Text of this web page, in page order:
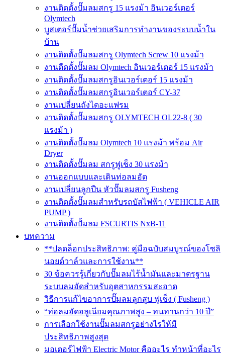
งานติดตั้งปั๊มลมสกรู 15 แรงม้า อินเวอร์เตอร์
Olymtech
บูสเตอร์ปั๊มน้ำช่วยเสริมการทำงานของระบบน้ำใน
บ้าน
งานติดตั้งปั๊มลมสกรู Olymtech Screw 10 แรงม้า
งานตืดตั้งปั๊มลม Olymtech อินเวอร์เตอร์ 15 แรงม้า
งานติดตั้งปั๊มลมสกรูอินเวอร์เตอร์ 15 แรงม้า
งานติดตั้งปั๊มลมสกรูอินเวอร์เตอร์ CY-37
งานเปลี่ยนถังไดอะแฟรม
งานติดตั้งปั๊มลมสกรู OLYMTECH OL22-8 ( 30
แรงม้า )
งานติดตั้งปั๊มลม Olymtech 10 แรงม้า พร้อม Air
Dryer
งานติดตั้งปั๊มลม สกรูฟูเช็ง 30 แรงม้า
งานออกแบบและเดินท่อลมอัด
งานเปลี่ยนลูกปืน หัวปั๊มลมสกรู Fusheng
งานติดตั้งปั๊มลมสำหรับรถบัสไฟฟ้า ( VEHICLE AIR
PUMP )
งานติดตั้งปั้มลม FSCURTIS NxB-11
บทความ
**ปลดล็อกประสิทธิภาพ: คู่มือฉบับสมบูรณ์ของโซลิ
นอยด์วาล์วและการใช้งาน**
30 ข้อควรรู้เกี่ยวกับปั๊มลมไร้น้ำมันและมาตรฐาน
ระบบลมอัดสำหรับอุตสาหกรรมสะอาด
วิธีการแก้ไขอาการปั๊มลมลูกสูบ ฟูเช็ง ( Fusheng )
“ท่อลมอัดอลูเนียมคุณภาพสูง – ทนทานกว่า 10 ปี”
การเลือกใช้งานปั๊มลมสกรูอย่างไรให้มี
ประสิทธิภาพสูงสุด
มอเตอร์ไฟฟ้า Electric Motor คืออะไร ทำหน้าที่อะไร